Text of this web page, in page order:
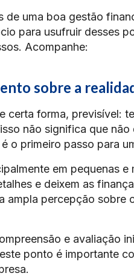
de uma boa gestão
para usufruir desses
Acompanhe:
sobre a
certa forma, previsível:
não significa que
o primeiro passo para
em pequenas
e deixem as
ampla percepção sobre
e avaliação
ponto é importante